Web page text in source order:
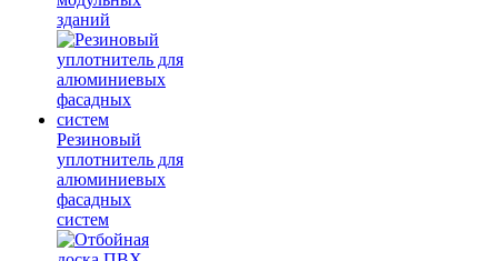
зданий
Резиновый
уплотнитель для
алюминиевых
фасадных
систем